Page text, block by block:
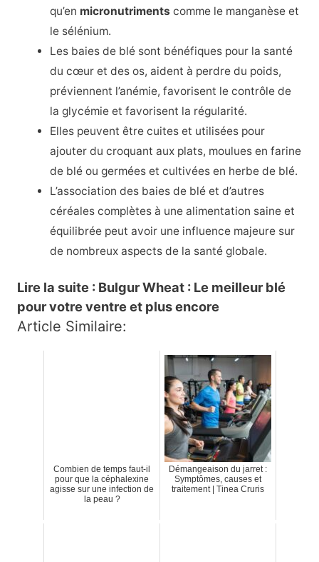
qu’en micronutriments comme le manganèse et
le sélénium.
Les baies de blé sont bénéfiques pour la santé
du cœur et des os, aident à perdre du poids,
préviennent l’anémie, favorisent le contrôle de
la glycémie et favorisent la régularité.
Elles peuvent être cuites et utilisées pour
ajouter du croquant aux plats, moulues en farine
de blé ou germées et cultivées en herbe de blé.
L’association des baies de blé et d’autres
céréales complètes à une alimentation saine et
équilibrée peut avoir une influence majeure sur
de nombreux aspects de la santé globale.
Lire la suite : Bulgur Wheat : Le meilleur blé
pour votre ventre et plus encore
Article Similaire:
Combien de temps faut-il
pour que la céphalexine
agisse sur une infection de
la peau ?
Démangeaison du jarret :
Symptômes, causes et
traitement | Tinea Cruris